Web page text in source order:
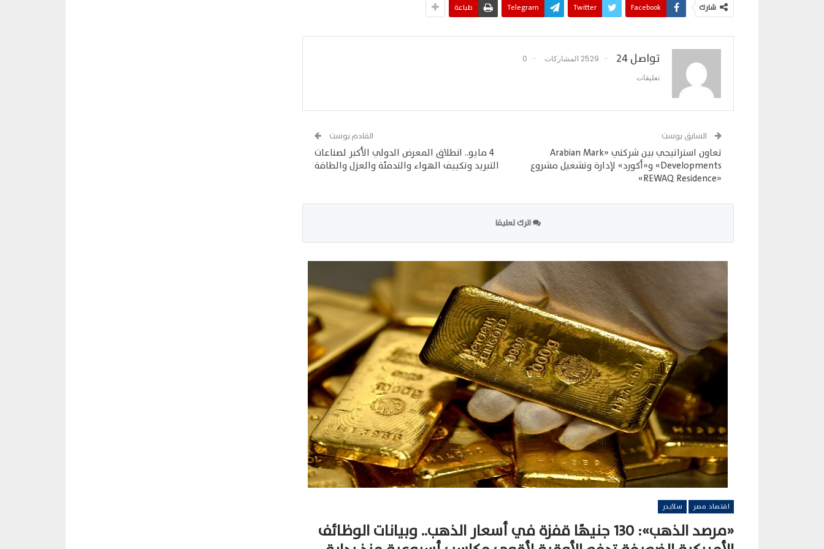
شارك Facebook
Twitter
Telegram طباعة
تواصل 24 2529 المشاركات
0
تعليقات
السابق بوست
تعاون استراتيجي بين شركتي «Arabian Mark
Developments» و«أكورد» لإدارة وتشغيل مشروع
«REWAQ Residence»
القادم بوست
4 مايو.. انطلاق المعرض الدولي الأكبر لصناعات
التبريد وتكييف الهواء والتدفئة والعزل والطاقة
اترك تعليقا
اقتصاد مصر سلايدر
«مرصد الذهب»: 130 جنيهًا قفزة في أسعار الذهب.. وبيانات الوظائف